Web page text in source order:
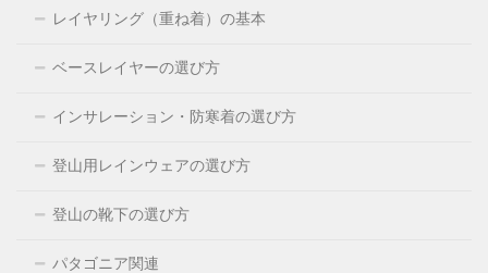
レイヤリング（重ね着）の基本
ベースレイヤーの選び方
インサレーション・防寒着の選び方
登山用レインウェアの選び方
登山の靴下の選び方
パタゴニア関連